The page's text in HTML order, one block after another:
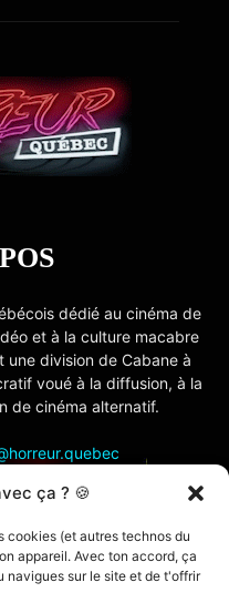
ça ? 🍪
cookies (et autres technos du
appareil. Avec ton accord, ça
navigues sur le site et de t'offrir
dédié au cinéma de
et à la culture macabre
une division de Cabane à
voué à la diffusion, à la
de cinéma alternatif.